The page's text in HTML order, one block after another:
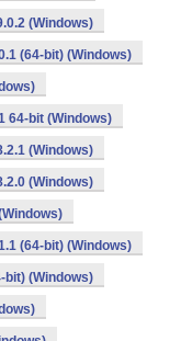
(Windows)
(64-bit) (Windows)
64-bit (Windows)
(Windows)
(Windows)
(64-bit) (Windows)
bit) (Windows)